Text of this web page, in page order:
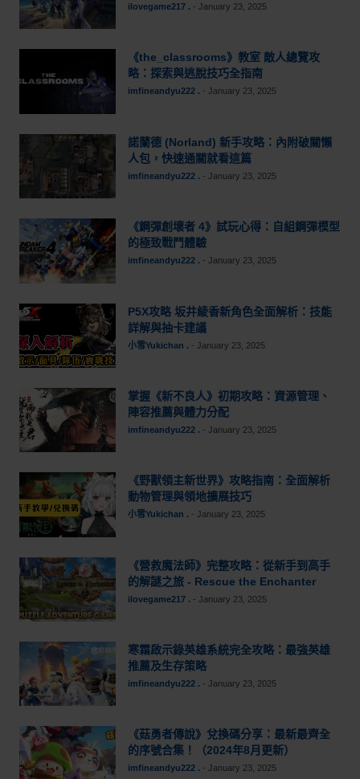
ilovegame217 . - January 23, 2025
《the_classrooms》教室 敵人總覽攻
略：探索與逃脫技巧全指南
imfineandyu222 . - January 23, 2025
諾蘭德 (Norland) 新手攻略：內附破關懶
人包，快速通關就看這篇
imfineandyu222 . - January 23, 2025
《鋼彈創壞者 4》試玩心得：自組鋼彈模型
的極致戰鬥體驗
imfineandyu222 . - January 23, 2025
P5X攻略 坂井綾香新角色全面解析：技能
詳解與抽卡建議
小雪Yukichan . - January 23, 2025
掌握《新不良人》初期攻略：資源管理、
陣容推薦與體力分配
imfineandyu222 . - January 23, 2025
《野獸領主新世界》攻略指南：全面解析
動物管理與領地擴展技巧
小雪Yukichan . - January 23, 2025
《營救魔法師》完整攻略：從新手到高手
的解謎之旅 - Rescue the Enchanter
ilovegame217 . - January 23, 2025
寒霜啟示錄英雄系統完全攻略：最強英雄
推薦及生存策略
imfineandyu222 . - January 23, 2025
《菇勇者傳說》兌換碼分享：最新最齊全
的序號合集！（2024年8月更新）
imfineandyu222 . - January 23, 2025